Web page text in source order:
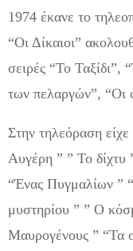
1974 έκανε το
“Οι Δίκαιοι”
σειρές “Το
των πελαργών”, “Οι
Στην τηλεόραση
Αυγέρη ” ” Το δίχτυ
“Ένας Πυγμαλίων ”
μυστηρίου ” ” Ο
Μαυρογένους ” “Τα